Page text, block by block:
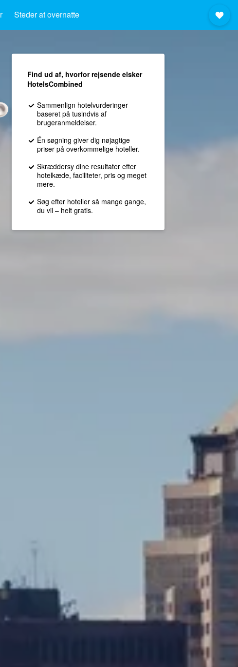
Steder at overnatte
Find ud af, hvorfor rejsende elsker
HotelsCombined
Sammenlign hotelvurderinger
baseret på tusindvis af
brugeranmeldelser.
Én søgning giver dig nøjagtige
priser på overkommelige hoteller.
Skræddersy dine resultater efter
hotelkæde, faciliteter, pris og meget
mere.
Søg efter hoteller så mange gange,
du vil – helt gratis.